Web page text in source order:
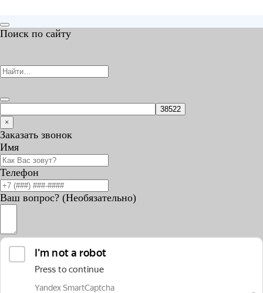
Поиск по сайту
×
Заказать звонок
Имя
Телефон
Ваш вопрос? (Необязательно)